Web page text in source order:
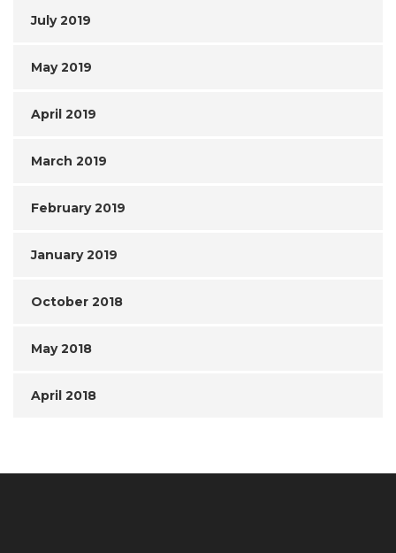
July 2019
May 2019
April 2019
March 2019
February 2019
January 2019
October 2018
May 2018
April 2018